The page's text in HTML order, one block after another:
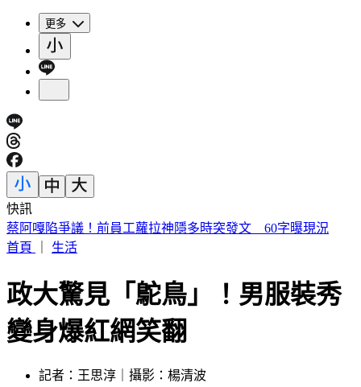
更多
快訊
行動網路降速演習！中部7縣市今午後首登場 應對措施一次
看
政大驚見「鴕鳥」！男服裝秀
變身爆紅網笑翻